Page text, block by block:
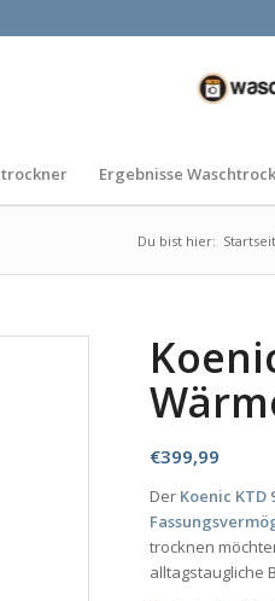
Ergebnisse
Du bist hier:
€399,99
Der Koenic KTD
trocknen
alltagstaugliche